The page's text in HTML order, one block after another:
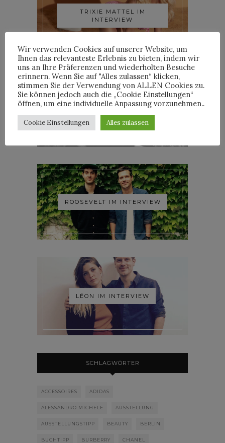
TRIXIE MATTEL IM
INTERVIEW
YOANN LEMOINE AKA
ROOSEVELT IM INTERVIEW
LÉON IM INTERVIEW
SCHLAGWÖRTER
ACCESSOIRES ADIDAS
ALESSANDRO MICHELE AUSSTELLUNG
AUSSTELLUNGSTIPP BEAUTY BERLIN
BUCHTIPP BURBERRY CHANEL
Wir verwenden Cookies auf unserer Website, um
Ihnen das relevanteste Erlebnis zu bieten, indem wir
uns an Ihre Präferenzen und wiederholten Besuche
erinnern. Wenn Sie auf "Alles zulassen“ klicken,
stimmen Sie der Verwendung von ALLEN Cookies zu.
Sie können jedoch auch die „Cookie Einstellungen“
öffnen, um eine individuelle Anpassung vorzunehmen..
Cookie Einstellungen Alles zulassen